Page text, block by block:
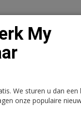
Juridisch | Fiscaal
My
We sturen u dan een
onze populaire